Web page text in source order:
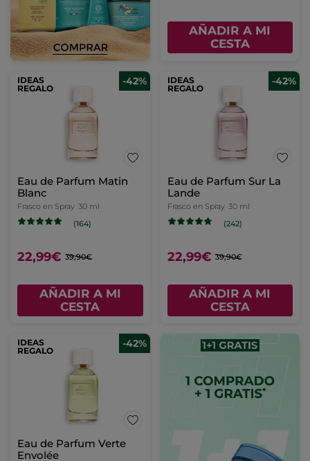
AÑADIR A MI
CESTA
IDEAS
REGALO
-42%
Eau de Parfum Matin
Blanc
Frasco en Spray 30 ml
(164)
22,99€ 39,90€
AÑADIR A MI
CESTA
IDEAS
REGALO
-42%
Eau de Parfum Sur La
Lande
Frasco en Spray 30 ml
(242)
22,99€ 39,90€
AÑADIR A MI
CESTA
IDEAS
REGALO
-42%
Eau de Parfum Verte
Envolée